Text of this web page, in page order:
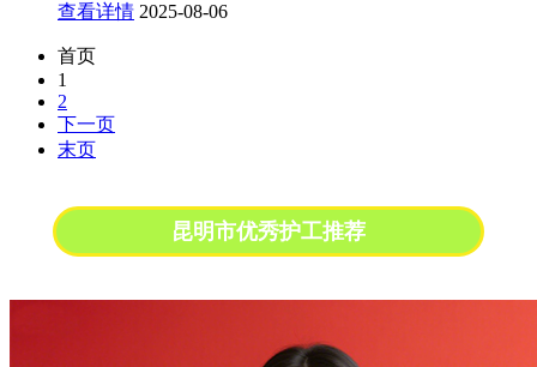
查看详情 2025-08-06
首页
1
2
下一页
末页
昆明市优秀护工推荐